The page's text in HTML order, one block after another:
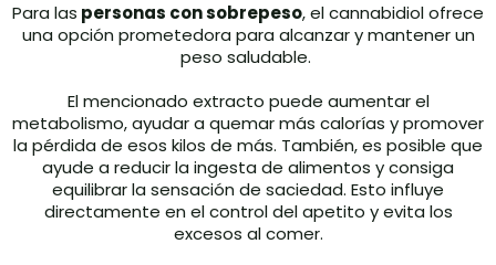
Para las personas con sobrepeso, el cannabidiol ofrece
una opción prometedora para alcanzar y mantener un
peso saludable.
El mencionado extracto puede aumentar el
metabolismo, ayudar a quemar más calorías y promover
la pérdida de esos kilos de más. También, es posible que
ayude a reducir la ingesta de alimentos y consiga
equilibrar la sensación de saciedad. Esto influye
directamente en el control del apetito y evita los
excesos al comer.